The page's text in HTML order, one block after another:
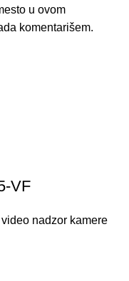
u ovom
komentarišem.
VF
video nadzor kamere